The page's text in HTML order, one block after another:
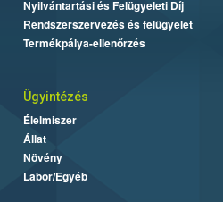
Nyilvántartási és Felügyeleti Díj
Rendszerszervezés és felügyelet
Termékpálya-ellenőrzés
Ügyintézés
Élelmiszer
Állat
Növény
Labor/Egyéb